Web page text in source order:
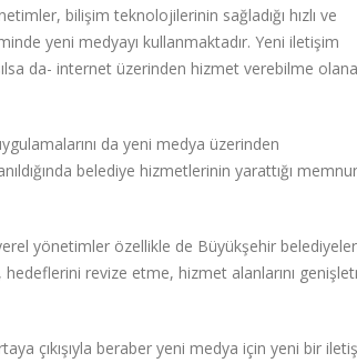
bilişim teknolojilerinin sağladığı hızlı ve
yeni medyayı kullanmaktadır. Yeni iletişim
da- internet üzerinden hizmet verebilme
da yeni medya üzerinden
belediye hizmetlerinin yarattığı
yönetimler özellikle de Büyükşehir
revize etme, hizmet alanlarını
çıkışıyla beraber yeni medya için yeni bir